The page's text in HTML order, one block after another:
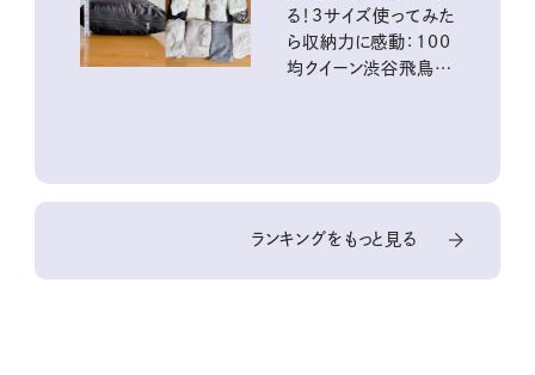
る！3サイズ使ってみた
ら収納力に感動：100
均クイーン渋谷飛鳥の
ランキングをもっと見る